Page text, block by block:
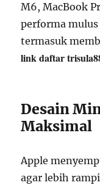
M6, MacBook
performa
termasuk
link daftar
Desain
Maksimal
Apple
agar lebih